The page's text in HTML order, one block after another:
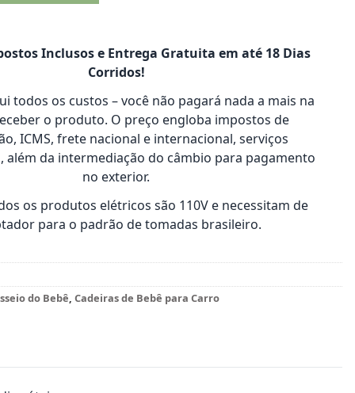
Inclusos e Entrega Gratuita em até 18 Dias
Corridos!
todos os custos – você não pagará nada a mais na
o produto. O preço engloba impostos de
ICMS, frete nacional e internacional, serviços
além da intermediação do câmbio para pagamento
no exterior.
os produtos elétricos são 110V e necessitam de
para o padrão de tomadas brasileiro.
do Bebê,Cadeiras de Bebê para Carro